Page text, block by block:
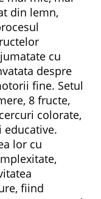
din lemn,
cu
despre
fine. Setul
8 fructe,
colorate,
lor cu
fiind